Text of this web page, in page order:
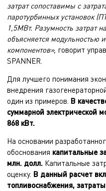
затрат сопоставимы с
паротурбинных установок
1,5МВт. Разумность затрат
объясняется модульностью
компонентов», говорит
SPANNER.
Для лучшего понимания
внедрения
один из примеров. В
суммарной электрической
868 кВт.
На основании
обоснования капитальные
млн. долл. Капитальные
оценку. В данный расчет
топливоснабжения,